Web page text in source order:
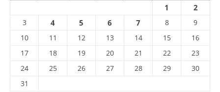
1 2
3 4 5 6 7 8
9
10
11 12 13 14 15
16
17
18 19 20 21 22
23
24
25 26 27 28 29
30
31